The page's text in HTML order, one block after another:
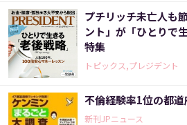
プチリッチ未亡人も
ント」が「ひとりで
特集
トピックス,プレジデント
不倫経験率1位の都道
新刊JPニュース